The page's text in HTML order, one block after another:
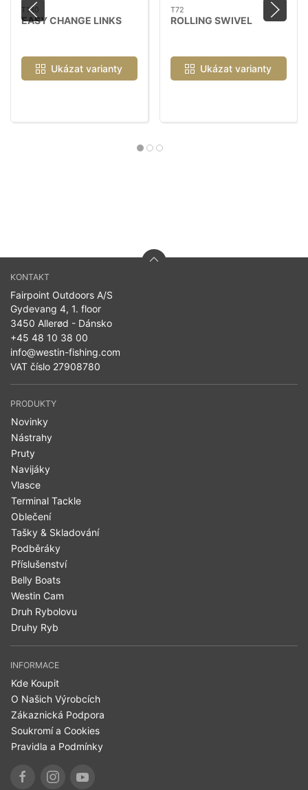
T130
EASY CHANGE LINKS
Ukázat varianty
T72
ROLLING SWIVEL
Ukázat varianty
KONTAKT
Fairpoint Outdoors A/S
Gydevang 4, 1. floor
3450 Allerød - Dánsko
+45 48 10 38 00
info@westin-fishing.com
VAT číslo 27908780
PRODUKTY
Novinky
Nástrahy
Pruty
Navijáky
Vlasce
Terminal Tackle
Oblečení
Tašky & Skladování
Podběráky
Příslušenství
Belly Boats
Westin Cam
Druh Rybolovu
Druhy Ryb
INFORMACE
Kde Koupit
O Našich Výrobcích
Zákaznická Podpora
Soukromí a Cookies
Pravidla a Podmínky